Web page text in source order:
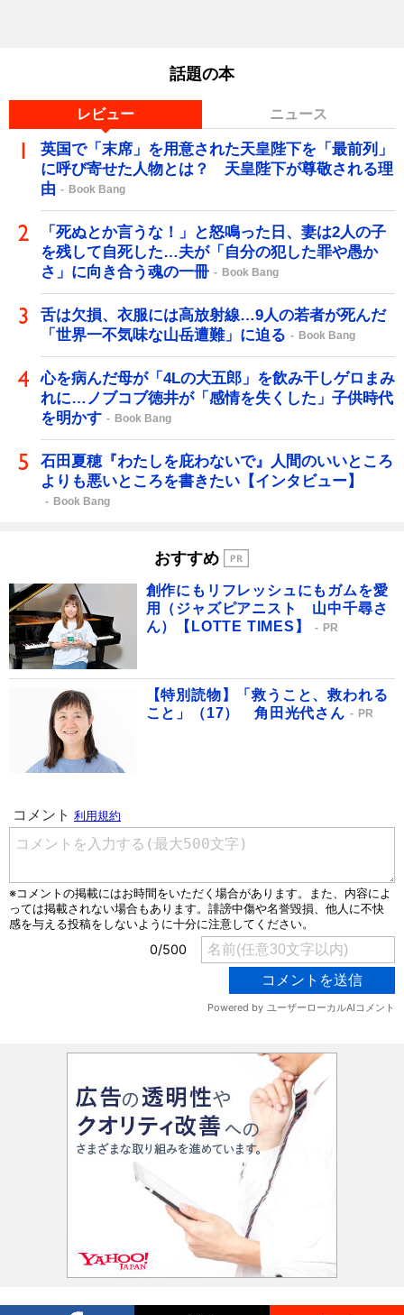
話題の本
レビュー ニュース
英国で「末席」を用意された天皇陛下を「最前列」
に呼び寄せた人物とは？ 天皇陛下が尊敬される理
由
Book Bang
「死ぬとか言うな！」と怒鳴った日、妻は2人の子
を残して自死した…夫が「自分の犯した罪や愚か
さ」に向き合う魂の一冊
Book Bang
舌は欠損、衣服には高放射線…9人の若者が死んだ
「世界一不気味な山岳遭難」に迫る
Book Bang
心を病んだ母が「4Lの大五郎」を飲み干しゲロまみ
れに…ノブコブ徳井が「感情を失くした」子供時代
を明かす
Book Bang
石田夏穂『わたしを庇わないで』人間のいいところ
よりも悪いところを書きたい【インタビュー】
Book Bang
おすすめ
創作にもリフレッシュにもガムを愛
用（ジャズピアニスト 山中千尋さ
ん）【LOTTE TIMES】
PR
【特別読物】「救うこと、救われる
こと」（17） 角田光代さん
PR